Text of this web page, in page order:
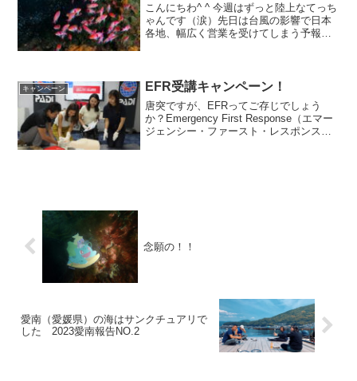
こんにちわ^ ^ 今週はずっと陸上なてっち
ゃんです（涙）先日は台風の影響で日本
各地、幅広く営業を受けてしまう予報で
ようなんですが...
キャンペーン EFR受講キャンペーン！
唐突ですが、EFRってご存じでしょう
か？Emergency First Response（エマー
ジェンシー・ファースト・レスポンス）
念願の！！
愛南（愛媛県）の海はサンクチュアリで
した 2023愛南報告NO.2